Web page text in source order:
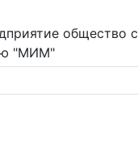
общество с
"МИМ"